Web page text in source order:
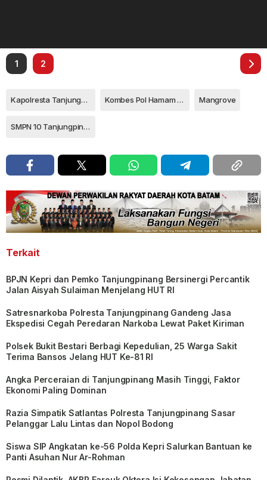
1 2
Kapolresta Tanjungpinang Kombes Pol Hamam Wahyudi Mangrove
SMPN 10 Tanjungpinang
Terkait
BPJN Kepri dan Pemko Tanjungpinang Bersinergi Percantik
Jalan Aisyah Sulaiman Menjelang HUT RI
Satresnarkoba Polresta Tanjungpinang Gandeng Jasa
Ekspedisi Cegah Peredaran Narkoba Lewat Paket Kiriman
Polsek Bukit Bestari Berbagi Kepedulian, 25 Warga Sakit
Terima Bansos Jelang HUT Ke-81 RI
Angka Perceraian di Tanjungpinang Masih Tinggi, Faktor
Ekonomi Paling Dominan
Razia Simpatik Satlantas Polresta Tanjungpinang Sasar
Pelanggar Lalu Lintas dan Nopol Bodong
Siswa SIP Angkatan ke-56 Polda Kepri Salurkan Bantuan ke
Panti Asuhan Nur Ar-Rohman